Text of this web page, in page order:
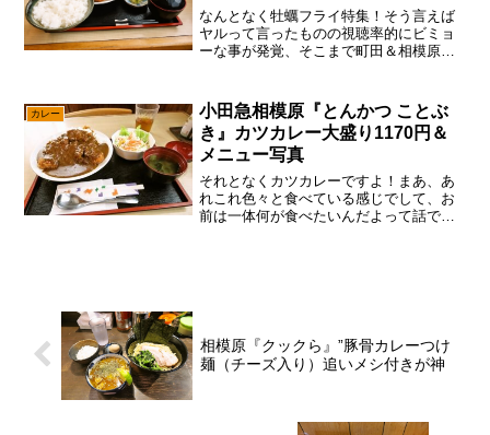
なんとなく牡蠣フライ特集！そう言えば
ヤルって言ったものの視聴率的にビミョ
ーな事が発覚、そこまで町田＆相模原に
フライ大好きであると！」ですので、コ
コはもうPVとか関係なく...
カレー
小田急相模原『とんかつ ことぶ
き』カツカレー大盛り1170円＆
メニュー写真
それとなくカツカレーですよ！まあ、あ
れこれ色々と食べている感じでして、お
前は一体何が食べたいんだよって話です
相模原『クックら』”豚骨カレーつけ
麺（チーズ入り）追いメシ付きが神